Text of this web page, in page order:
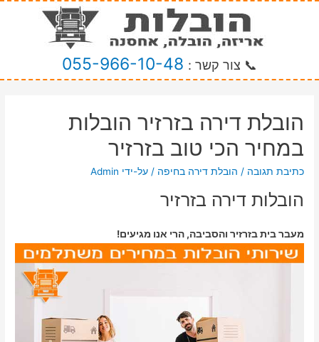
📞 צור קשר : 055-966-10-48
הובלת דירה בזרזיר הובלות
במחיר הכי טוב בזרזיר
כתיבת תגובה / הובלת דירה בחיפה / על-ידי Admin
הובלות דירה בזרזיר
מעבר בית בזרזיר והסביבה, הרי אנו מגיעים!